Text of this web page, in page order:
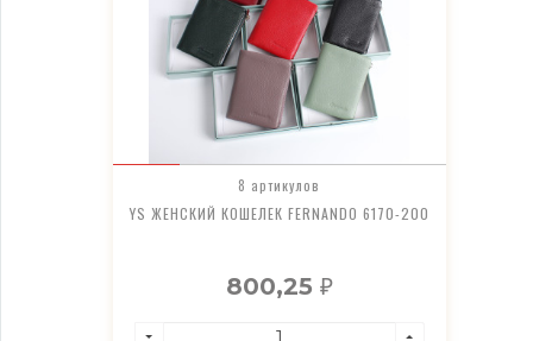
8 артикулов
YS ЖЕНСКИЙ КОШЕЛЕК FERNANDO 6170-200
800,25 ₽